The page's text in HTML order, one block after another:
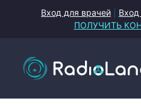
Вход для врачей Вход
ПОЛУЧИТЬ